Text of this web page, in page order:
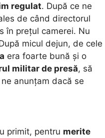
regulat. După ce ne
de când directorul
în prețul camerei. Nu
micul dejun, de cele
era foarte bună și o
militar de presă, să
ne anunțam dacă se
primit, pentru merite